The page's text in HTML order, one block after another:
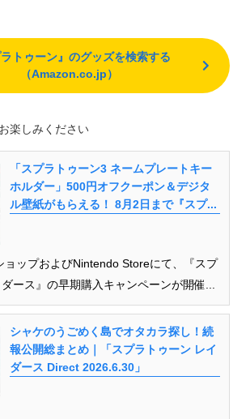
ラトゥーン』のグッズを検索する
（Amazon.co.jp）
楽しみください
「スプラトゥーン3 ネームプレートキー
ホルダー」500円オフクーポン＆デジタ
ル壁紙がもらえる！ 8月2日まで『スプ...
ョップおよびNintendo Storeにて、『スプ
ース』の早期購入キャンペーンが開催...
シャケのうごめく島でオタカラ探し！続
報公開総まとめ｜「スプラトゥーン レイ
ダース Direct 2026.6.30」